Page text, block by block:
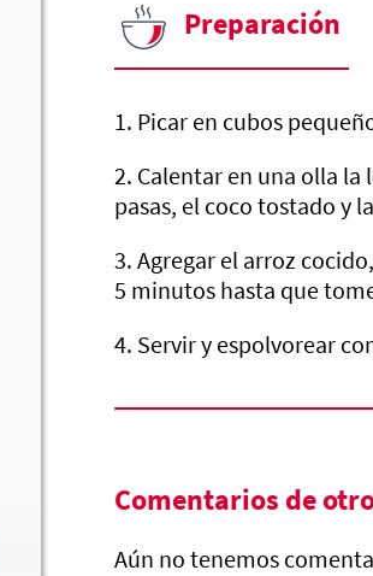
Preparación
1. Picar en cubos
2. Calentar en una olla la
pasas, el coco tostado y
3. Agregar el arroz
5 minutos hasta que
4. Servir y espolvorear
Comentarios de
Aún no tenemos